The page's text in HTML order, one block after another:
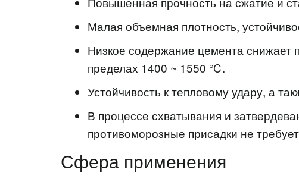
Малая объемная плотность,
Низкое содержание цемента снижает
пределах 1400 ~ 1550 ℃.
Устойчивость к тепловому удару, а
В процессе схватывания и
противоморозные присадки не
Сфера применения